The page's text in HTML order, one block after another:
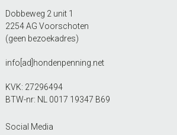
Dobbeweg 2 unit 1
2254 AG Voorschoten
(geen bezoekadres)
info[ad]hondenpenning.net
KVK: 27296494
BTW-nr: NL 0017 19347 B69
Social Media